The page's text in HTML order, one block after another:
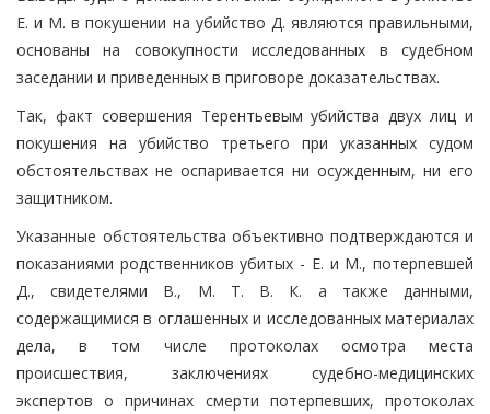
Е. и М. в покушении на убийство Д. являются правильными,
основаны на совокупности исследованных в судебном
заседании и приведенных в приговоре доказательствах.
Так, факт совершения Терентьевым убийства двух лиц и
покушения на убийство третьего при указанных судом
обстоятельствах не оспаривается ни осужденным, ни его
защитником.
Указанные обстоятельства объективно подтверждаются и
показаниями родственников убитых - Е. и М., потерпевшей
Д., свидетелями В., М. Т. В. К. а также данными,
содержащимися в оглашенных и исследованных материалах
дела, в том числе протоколах осмотра места
происшествия, заключениях судебно-медицинских
экспертов о причинах смерти потерпевших, протоколах